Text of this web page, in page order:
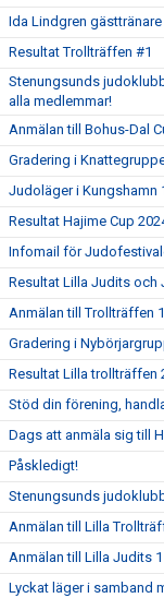
Ida Lindgren
Resultat Trollträffen #1
Stenungsunds
alla medlemmar!
Anmälan till Bohus-Dal
Gradering i
Judoläger i Kungshamn
Resultat Hajime Cup
Infomail för
Resultat Lilla Judits och
Anmälan till Trollträffen
Gradering i
Resultat Lilla trollträffen
Stöd din förening,
Dags att anmäla sig till
Påskledigt!
Stenungsunds
Anmälan till Lilla
Anmälan till Lilla Judits
Lyckat läger i samband